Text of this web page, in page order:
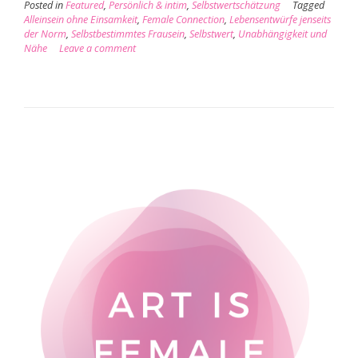
Posted inFeatured, Persönlich & intim, Selbstwertschätzung
Tagged
Alleinsein ohne Einsamkeit, Female Connection, Lebensentwürfe jenseits
der Norm, Selbstbestimmtes Frausein, Selbstwert, Unabhängigkeit und
Nähe
Leave a comment